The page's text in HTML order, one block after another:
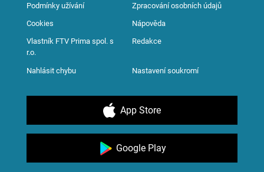
Podmínky užívání Zpracování osobních údajů
Cookies Nápověda
Vlastník FTV Prima spol. s
r.o.
Redakce
Nahlásit chybu Nastavení soukromí
App Store
Google Play